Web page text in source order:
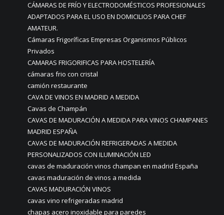
CÁMARAS DE FRÍO Y ELECTRODOMÉSTICOS PROFESIONALES
ADAPTADOS PARA EL USO EN DOMICILIOS PARA CHEF
AMATEUR.
Cámaras Frigoríficas Empresas Organismos Públicos
Privados
CAMARAS FRIGORIFICAS PARA HOSTELERÍA
cámaras frio con cristal
camión restaurante
CAVA DE VINOS EN MADRID A MEDIDA
Cavas de Champán
CAVAS DE MADURACIÓN A MEDIDA PARA VINOS CHAMPANES
MADRID ESPAÑA
CAVAS DE MADURACIÓN REFRIGERADAS A MEDIDA
PERSONALIZADOS CON ILUMINACIÓN LED
cavas de maduración vinos champan en madrid España
cavas maduración de vinos a medida
CAVAS MADURACIÓN VINOS
cavas vino refrigeradas madrid
chapas acero inoxidable para paredes